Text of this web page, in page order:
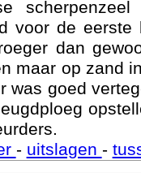
voor de eerste
dan
maar op zand
was goed
- uitslagen -